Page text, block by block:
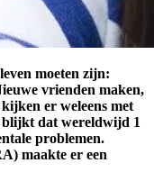
moeten zijn:
vrienden maken,
er weleens met
blijkt dat wereldwijd 1
problemen.
maakte er een